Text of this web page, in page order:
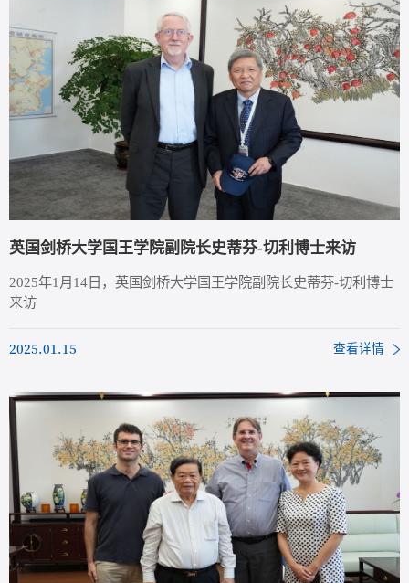
英国剑桥大学国王学院副院长史蒂芬-切利博士来访
2025年1月14日，英国剑桥大学国王学院副院长史蒂芬-切利博士
来访
2025.01.15 查看详情